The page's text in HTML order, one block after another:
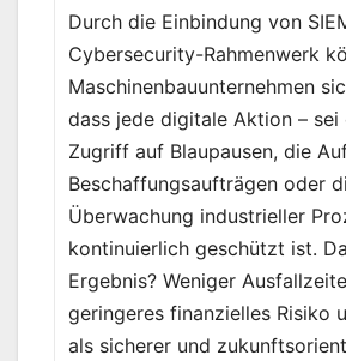
Durch die Einbindung von
Cybersecurity-Rahmenwerk
Maschinenbauunternehmen
dass jede digitale Aktion – sei
Zugriff auf Blaupausen, die
Beschaffungsaufträgen oder
Überwachung industrieller
kontinuierlich geschützt ist.
Ergebnis? Weniger
geringeres finanzielles Risiko
als sicherer und